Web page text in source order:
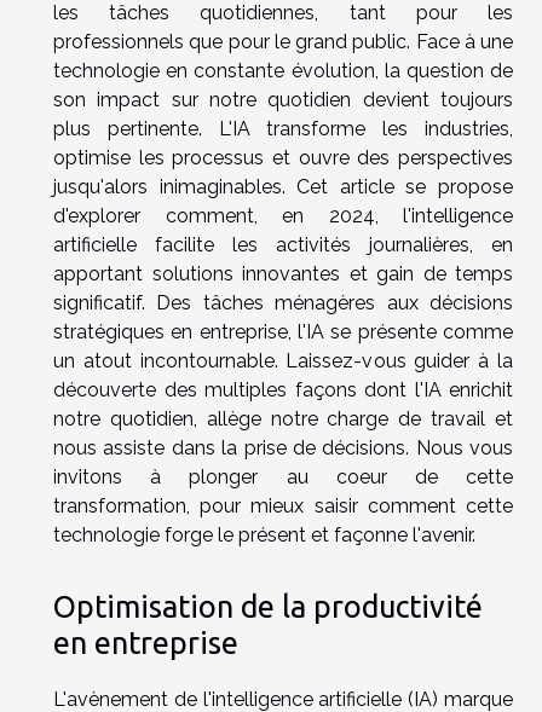
les tâches quotidiennes, tant pour les
professionnels que pour le grand public. Face à une
technologie en constante évolution, la question de
son impact sur notre quotidien devient toujours
plus pertinente. L'IA transforme les industries,
optimise les processus et ouvre des perspectives
jusqu'alors inimaginables. Cet article se propose
d'explorer comment, en 2024, l'intelligence
artificielle facilite les activités journalières, en
apportant solutions innovantes et gain de temps
significatif. Des tâches ménagères aux décisions
stratégiques en entreprise, l'IA se présente comme
un atout incontournable. Laissez-vous guider à la
découverte des multiples façons dont l'IA enrichit
notre quotidien, allège notre charge de travail et
nous assiste dans la prise de décisions. Nous vous
invitons à plonger au coeur de cette
transformation, pour mieux saisir comment cette
technologie forge le présent et façonne l'avenir.
Optimisation de la productivité
en entreprise
L'avènement de l'intelligence artificielle (IA) marque